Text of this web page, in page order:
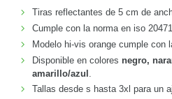
Tiras reflectantes de 5 cm de
Cumple con la norma en iso
Modelo hi-vis orange cumple con
Disponible en colores negro,
amarillo/azul
Tallas desde s hasta 3xl para un